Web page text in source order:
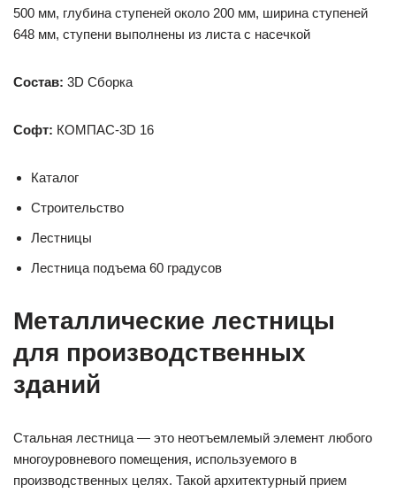
500 мм, глубина ступеней около 200 мм, ширина ступеней
648 мм, ступени выполнены из листа с насечкой
Состав: 3D Сборка
Софт: КОМПАС-3D 16
Каталог
Строительство
Лестницы
Лестница подъема 60 градусов
Металлические лестницы
для производственных
зданий
Стальная лестница — это неотъемлемый элемент любого
многоуровневого помещения, используемого в
производственных целях. Такой архитектурный прием